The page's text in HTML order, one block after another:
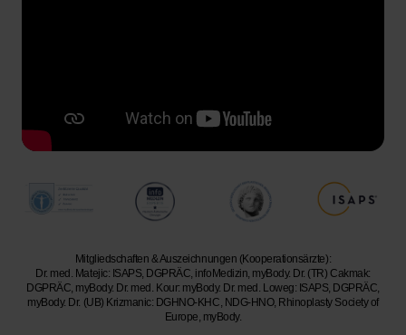
Mitgliedschaften & Auszeichnungen (Kooperationsärzte):
Dr. med. Matejic: ISAPS, DGPRÄC, infoMedizin, myBody. Dr. (TR) Cakmak:
DGPRÄC, myBody. Dr. med. Kour: myBody. Dr. med. Loweg: ISAPS, DGPRÄC,
myBody. Dr. (UB) Krizmanic: DGHNO-KHC, NDG-HNO, Rhinoplasty Society of
Europe, myBody.